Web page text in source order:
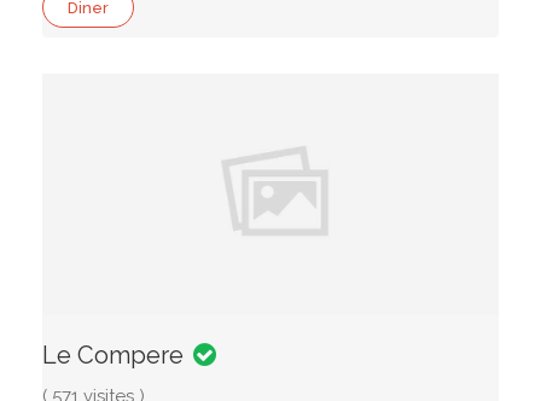
Diner
Le Compere
( 571 visites )